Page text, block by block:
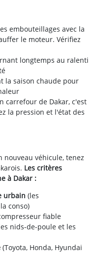
embouteillages avec la
le moteur. Vérifiez
longtemps au ralenti
la saison chaude pour
carrefour de Dakar, c'est
la pression et l'état des
nouveau véhicule, tenez
Les critères
à Dakar :
urbain (les
conso)
fiable
nids-de-poule et les
(Toyota, Honda, Hyundai